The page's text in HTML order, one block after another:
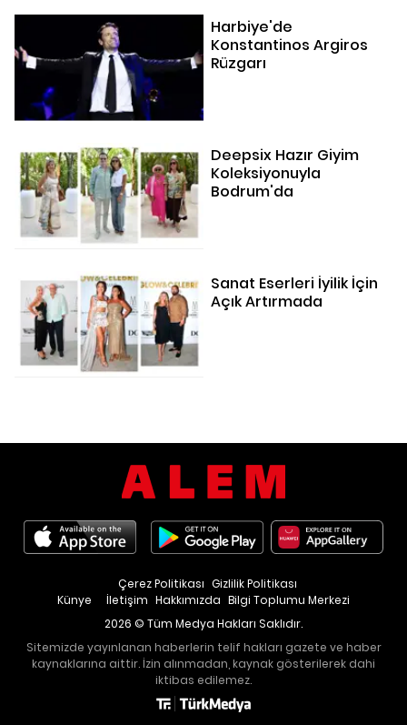
Harbiye'de
Konstantinos Argiros
Rüzgarı
Deepsix Hazır Giyim
Koleksiyonuyla
Bodrum'da
Sanat Eserleri İyilik İçin
Açık Artırmada
Künye İletişim Hakkımızda Bilgi Toplumu Merkezi
Çerez Politikası Gizlilik Politikası
2026 © Tüm Medya Hakları Saklıdır.
Sitemizde yayınlanan haberlerin telif hakları gazete ve haber
kaynaklarına aittir. İzin alınmadan, kaynak gösterilerek dahi
iktibas edilemez.